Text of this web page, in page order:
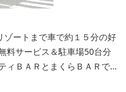
ートまで車で約１５分の好
料サービス＆駐車場50台分
ィＢＡＲとまくらＢＡＲで快